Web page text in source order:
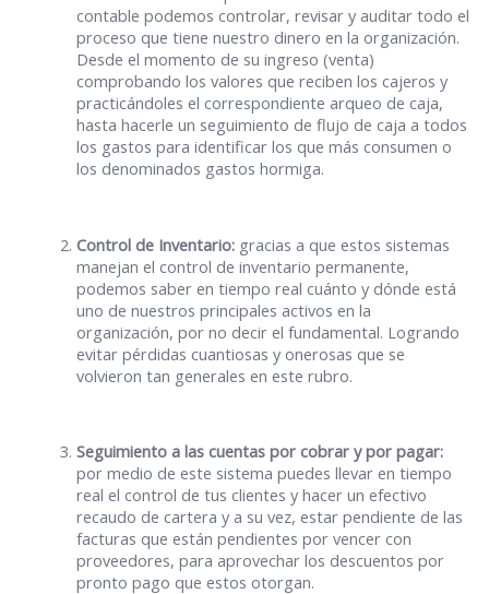
contable podemos controlar, revisar y auditar todo el
proceso que tiene nuestro dinero en la organización.
Desde el momento de su ingreso (venta)
comprobando los valores que reciben los cajeros y
practicándoles el correspondiente arqueo de caja,
hasta hacerle un seguimiento de flujo de caja a todos
los gastos para identificar los que más consumen o
los denominados gastos hormiga.
Control de Inventario: gracias a que estos sistemas
manejan el control de inventario permanente,
podemos saber en tiempo real cuánto y dónde está
uno de nuestros principales activos en la
organización, por no decir el fundamental. Logrando
evitar pérdidas cuantiosas y onerosas que se
volvieron tan generales en este rubro.
Seguimiento a las cuentas por cobrar y por pagar:
por medio de este sistema puedes llevar en tiempo
real el control de tus clientes y hacer un efectivo
recaudo de cartera y a su vez, estar pendiente de las
facturas que están pendientes por vencer con
proveedores, para aprovechar los descuentos por
pronto pago que estos otorgan.